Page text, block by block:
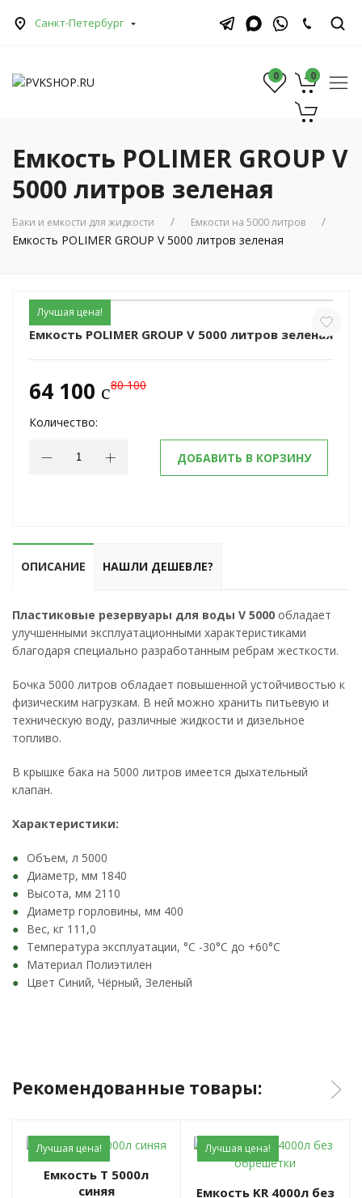
Санкт-Петербург
0 0
0
Емкость POLIMER GROUP V
5000 литров зеленая
Баки и емкости для жидкости Емкости на 5000 литров
Емкость POLIMER GROUP V 5000 литров зеленая
Лучшая цена!
Емкость POLIMER GROUP V 5000 литров зеленая
64 100 c80 100
Количество:
ДОБАВИТЬ В КОРЗИНУ
ОПИСАНИЕ НАШЛИ ДЕШЕВЛЕ?
Пластиковые резервуары для воды V 5000 обладает
улучшенными эксплуатационными характеристиками
благодаря специально разработанным ребрам жесткости.
Бочка 5000 литров обладает повышенной устойчивостью к
физическим нагрузкам. В ней можно хранить питьевую и
техническую воду, различные жидкости и дизельное
топливо.
В крышке бака на 5000 литров имеется дыхательный
клапан.
Характеристики:
Объем, л 5000
Диаметр, мм 1840
Высота, мм 2110
Диаметр горловины, мм 400
Вес, кг 111,0
Температура эксплуатации, °C -30°C до +60°C
Материал Полиэтилен
Цвет Синий, Чёрный, Зеленый
Рекомендованные товары:
Лучшая цена!
Емкость Т 5000л
синяя
Лучшая цена!
Емкость KR 4000л без